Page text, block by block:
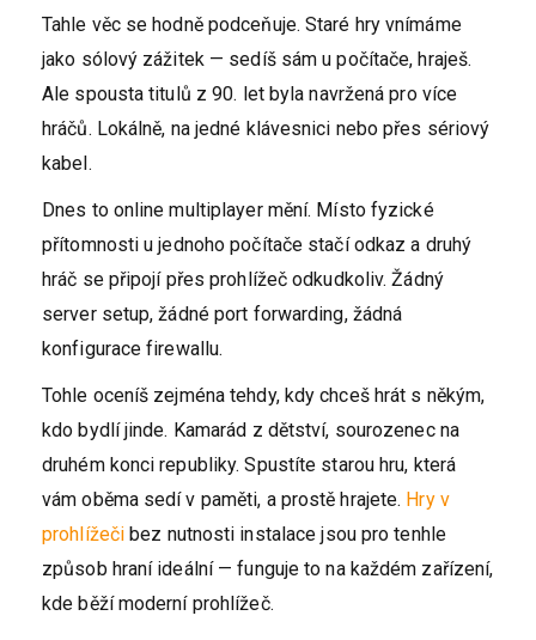
Tahle věc se hodně podceňuje. Staré hry vnímáme
jako sólový zážitek — sedíš sám u počítače, hraješ.
Ale spousta titulů z 90. let byla navržená pro více
hráčů. Lokálně, na jedné klávesnici nebo přes sériový
kabel.
Dnes to online multiplayer mění. Místo fyzické
přítomnosti u jednoho počítače stačí odkaz a druhý
hráč se připojí přes prohlížeč odkudkoliv. Žádný
server setup, žádné port forwarding, žádná
konfigurace firewallu.
Tohle oceníš zejména tehdy, kdy chceš hrát s někým,
kdo bydlí jinde. Kamarád z dětství, sourozenec na
druhém konci republiky. Spustíte starou hru, která
vám oběma sedí v paměti, a prostě hrajete. Hry v
prohlížeči bez nutnosti instalace jsou pro tenhle
způsob hraní ideální — funguje to na každém zařízení,
kde běží moderní prohlížeč.